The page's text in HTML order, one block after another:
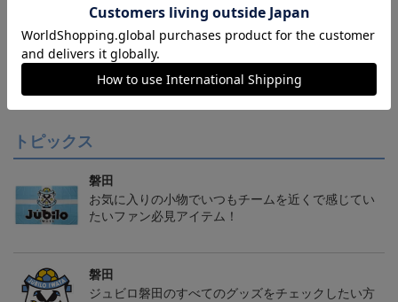
【S～4XL】2026/27ユニ
フォーム オーセンティッ
21,450円～25,950円
ジュビロ磐田 チルタリ
ス タオルマフラー
ウ タオルマフラー
トピックス
磐田
お気に入りの小物でいつもチームを近くで感じてい
たいファン必見アイテム！
磐田
ジュビロ磐田のすべてのグッズをチェックしたい方